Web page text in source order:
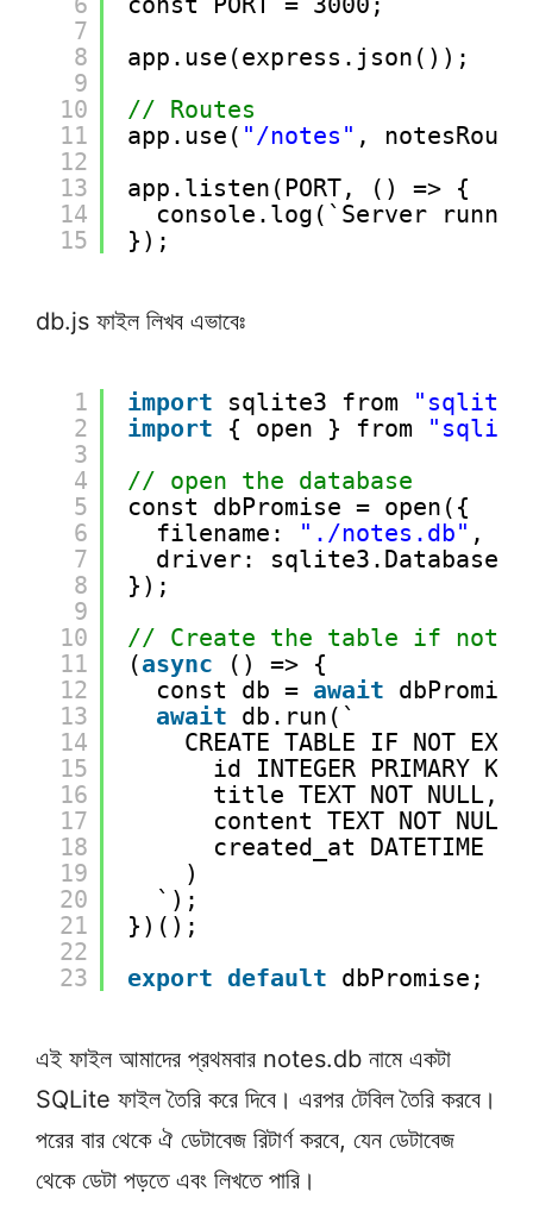
7
8
9
10
11
12
13
14
15
app.use(express.json());
// Routes
app.use( "/notes" ,
app.listen(PORT, () => {
console.log(`Server
});
db.js ফাইল লিখব এভাবেঃ
1
2
3
4
5
6
7
8
9
10
11
12
13
14
15
16
17
18
19
20
21
22
23
import sqlite3 from
import
{ open } from
// open the database
const dbPromise = open({
filename:
"./notes.db" ,
driver: sqlite3.Database
});
// Create the table if not
(async
() => {
const db = await
await db.run(`
CREATE TABLE IF NOT
id INTEGER PRIMARY KEY
title TEXT NOT NULL,
content TEXT NOT NULL,
created_at DATETIME
)
`);
})();
export default dbPromise;
এই ফাইল আমাদের প্রথমবার notes.db নামে একটা
SQLite ফাইল তৈরি করে দিবে। এরপর টেবিল তৈরি করবে।
পরের বার থেকে ঐ ডেটাবেজ রিটার্ণ করবে, যেন ডেটাবেজ
থেকে ডেটা পড়তে এবং লিখতে পারি।